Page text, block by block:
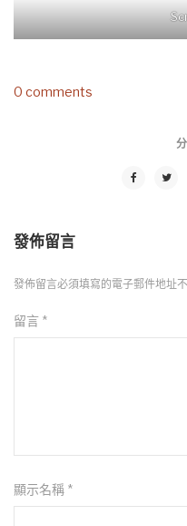
0 comments
發佈留言
發佈留言必須填寫的電子郵件地址
留言 *
顯示名稱 *